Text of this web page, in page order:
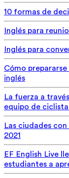
10 formas de
Inglés para
Inglés para
Cómo
inglés
La fuerza a
equipo de
Las ciudades
2021
EF English Live
estudiantes a